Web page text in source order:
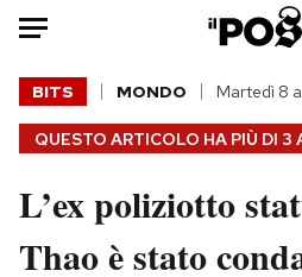
HOME
Italia
Politica
QUESTO ARTICOLO HA PIÙ DI 3
BITS MONDO Martedì 8
L’ex poliziotto
Thao è stato